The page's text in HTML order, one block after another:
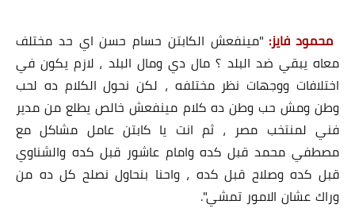
محمود فايز: "مينفعش الكابتن حسام حسن اي حد مختلف
معاه يبقي ضد البلد ؟ مال دي ومال البلد ، لازم يكون في
اختلافات ووجهات نظر مختلفه ، لكن نحول الكلام ده لحب
وطن ومش حب وطن ده كلام مينفعش خالص يطلع من مدير
فني لمنتخب مصر ، ثم انت يا كابتن عامل مشاكل مع
مصطفي محمد قبل كده وامام عاشور قبل كده والشناوي
قبل كده وصلاح قبل كده ، واحنا بنحاول نصلح كل ده من
وراك عشان الامور تمشي".